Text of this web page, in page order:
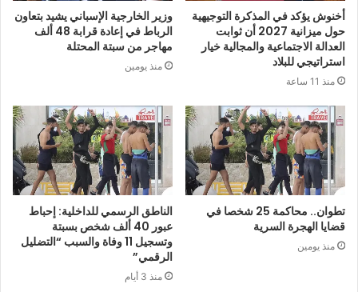
أخنوش يؤكد في المذكرة التوجيهية
حول ميزانية 2027 أن ثوابت
العدالة الاجتماعية والمجالية خيار
استراتيجي للبلاد
منذ 11 ساعة
وزير الخارجية الإسباني يشيد بتعاون
الرباط في إعادة قرابة 48 ألف
مهاجر من سبتة المحتلة
منذ يومين
تطوان.. محاكمة 25 شخصا في
قضايا الهجرة السرية
منذ يومين
الناطق الرسمي للداخلية: إحباط
عبور 40 ألف شخص بسبتة
وتسجيل 11 وفاة والسبب “التضليل
الرقمي”
منذ 3 أيام